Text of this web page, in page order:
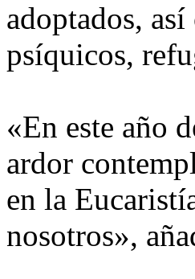
adoptados,
psíquicos,
«En este año
ardor
en la
nosotros»,